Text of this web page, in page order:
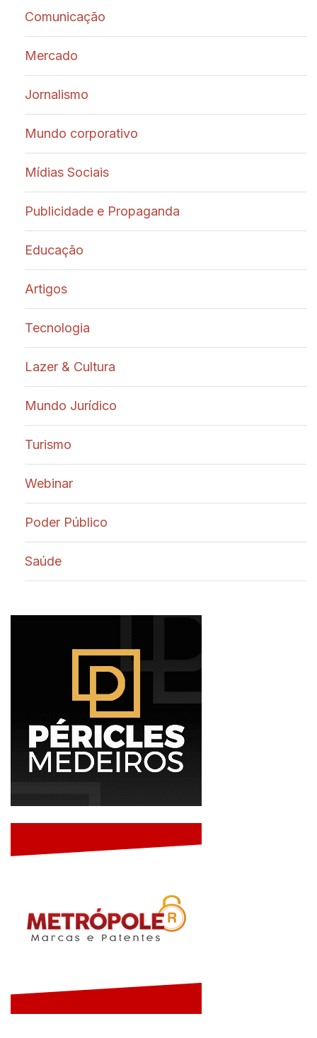
Comunicação
Mercado
Jornalismo
Mundo corporativo
Mídias Sociais
Publicidade e Propaganda
Educação
Artigos
Tecnologia
Lazer & Cultura
Mundo Jurídico
Turismo
Webinar
Poder Público
Saúde